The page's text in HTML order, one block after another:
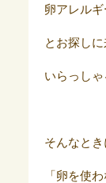
卵アレルギ
とお探し
いらっしゃ
そんなとき
「卵を使